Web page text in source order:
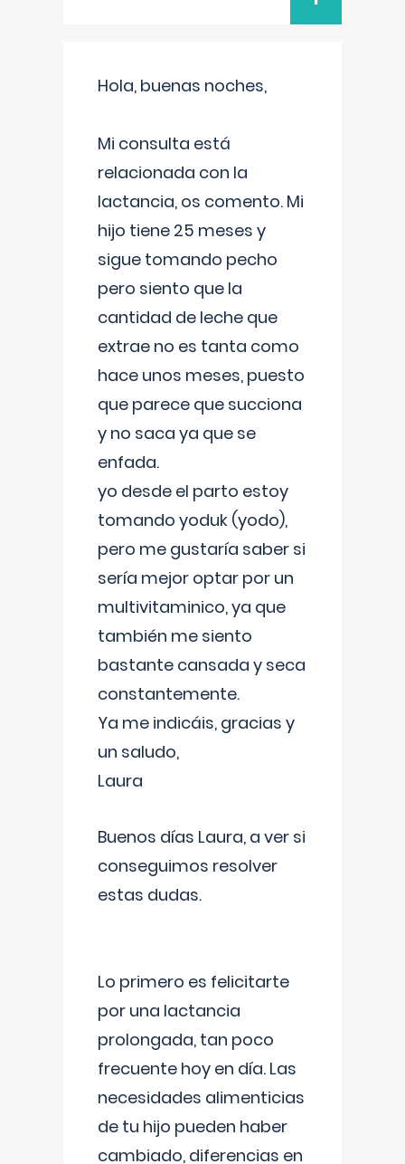
Hola, buenas noches,
Mi consulta está
relacionada con la
lactancia, os comento. Mi
hijo tiene 25 meses y
sigue tomando pecho
pero siento que la
cantidad de leche que
extrae no es tanta como
hace unos meses, puesto
que parece que succiona
y no saca ya que se
enfada.
yo desde el parto estoy
tomando yoduk (yodo),
pero me gustaría saber si
sería mejor optar por un
multivitaminico, ya que
también me siento
bastante cansada y seca
constantemente.
Ya me indicáis, gracias y
un saludo,
Laura
Buenos días Laura, a ver si
conseguimos resolver
estas dudas.
Lo primero es felicitarte
por una lactancia
prolongada, tan poco
frecuente hoy en día. Las
necesidades alimenticias
de tu hijo pueden haber
cambiado, diferencias en